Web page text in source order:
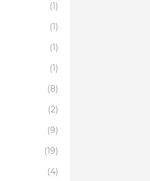
(1)
(1)
(1)
(1)
(8)
(2)
(9)
(19)
(4)